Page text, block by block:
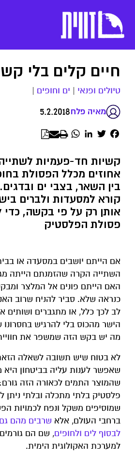
חיים קלים בלי
טיולים ופנאי | ים וחופים |
מאיה פלח5.2.2018
Facebook
Twitter
LinkedIn
WhatsApp
אחוזים מכלל הפסולת
בין השאר, בצבי ים
קורא למסעדות ולברים
אותן רק על פי בקשה,
פסולת הפלסטיק
אם הייתם יושבים במסעדה או
השתייה הקרה שהזמנתם הייתה
האם הייתם פונים אל המלצר
כנראה שלא. סביר להניח שרוב
לב לכך כלל, או מתגברים
הישר מהכוס בלי להרגיש
מה יש בקש הזה שמשפר את
לא בטוח שיש תשובה לשאלה
שאפשר לענות עליה בביטחון היא
שהמוצר התמים לכאורה הזה
פלסטיק בלתי מתכלה ובלתי ניתן
שמוסיפים משקל ונפח לכמויות
ברחבי העולם, אלא שרבים מהם
לבסוף לים ולחופים, שם הם
למערכת האקולוגית הימית.